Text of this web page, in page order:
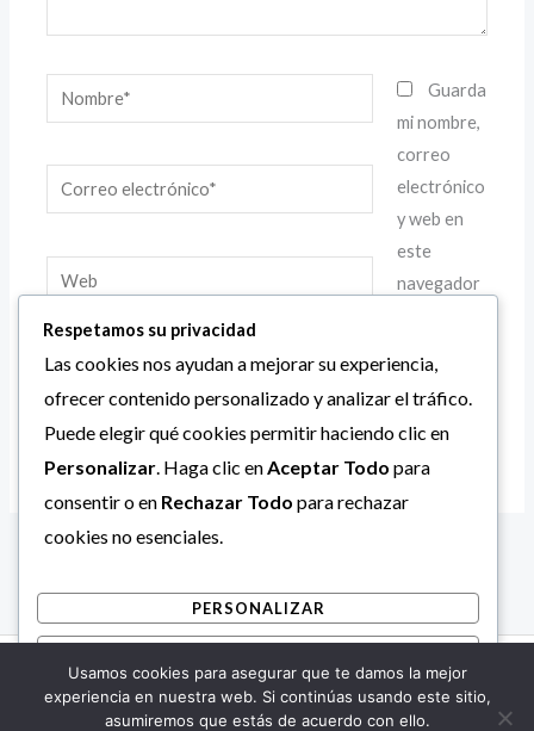
Nombre*
Correo
electrónico*
Web
Guarda
mi nombre,
correo
electrónico
y web en
este
navegador
Copyright © 2026 Alcaldía Bolivariana de Mara.
Respetamos su privacidad
Las cookies nos ayudan a mejorar su experiencia,
ofrecer contenido personalizado y analizar el tráfico.
Puede elegir qué cookies permitir haciendo clic en
Personalizar. Haga clic enAceptar Todo para
consentir o en Rechazar Todo para rechazar
cookies no esenciales.
PERSONALIZAR
ACEPTAR TODO
Usamos cookies para asegurar que te damos la mejor
experiencia en nuestra web. Si continúas usando este sitio,
asumiremos que estás de acuerdo con ello.